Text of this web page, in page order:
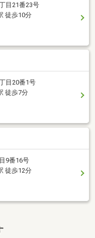
目21番23号
徒歩10分
目20番1号
徒歩7分
9番16号
徒歩12分